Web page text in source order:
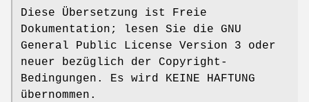
Diese Übersetzung ist Freie
Dokumentation; lesen Sie die GNU
General Public License Version 3 oder
neuer bezüglich der Copyright-
Bedingungen. Es wird KEINE HAFTUNG
übernommen.